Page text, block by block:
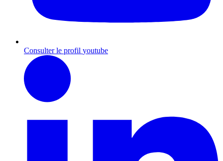
Consulter le profil youtube